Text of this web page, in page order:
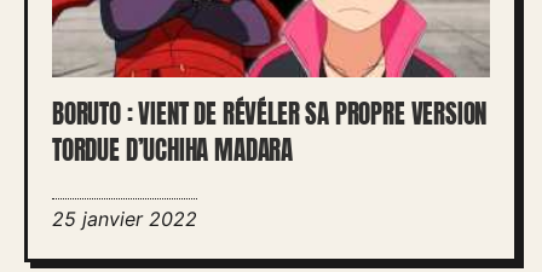
BORUTO : VIENT DE RÉVÉLER SA PROPRE VERSION
TORDUE D’UCHIHA MADARA
25 janvier 2022